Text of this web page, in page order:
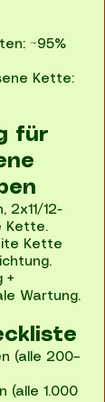
~95%
Kette:
für
2x11/12-
Kette.
Kette
+
Wartung.
(alle 200–
(alle 1.000